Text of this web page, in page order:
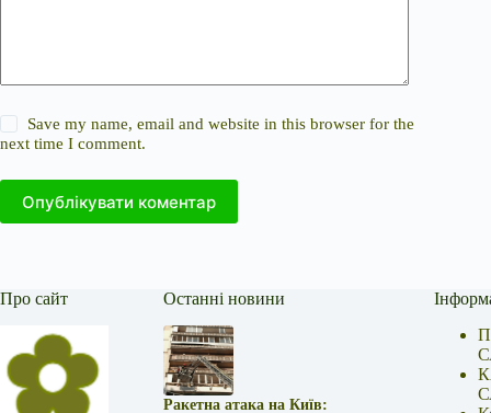
Save my name, email and website in this browser for the
next time I comment.
Опублікувати коментар
Про сайт Останні новини
Ракетна атака на Київ: